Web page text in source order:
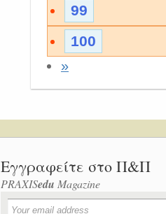
99
100
»
Εγγραφείτε στο Π&Π
PRAXISedu Magazine